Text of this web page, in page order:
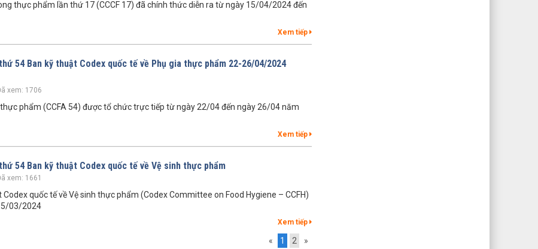
thực phẩm lần thứ 17 (CCCF 17) đã chính thức diễn ra từ ngày 15/04/2024 đến
Xem tiếp
54 Ban kỹ thuật Codex quốc tế về Phụ gia thực phẩm 22-26/04/2024
xem: 1706
phẩm (CCFA 54) được tổ chức trực tiếp từ ngày 22/04 đến ngày 26/04 năm
Xem tiếp
54 Ban kỹ thuật Codex quốc tế về Vệ sinh thực phẩm
xem: 1661
quốc tế về Vệ sinh thực phẩm (Codex Committee on Food Hygiene – CCFH)
03/2024
Xem tiếp
« 1 2 »